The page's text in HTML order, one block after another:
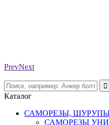
PrevNext
Каталог
САМОРЕЗЫ,
САМОРЕЗЫ